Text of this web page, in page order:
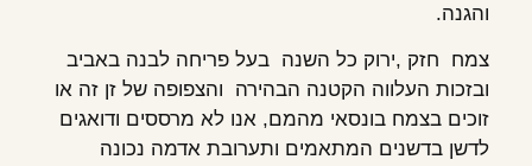
והגנה.
צמח חזק ,ירוק כל השנה בעל פריחה לבנה באביב
ובזכות העלווה הקטנה הבהירה והצפופה של זן זה או
זוכים בצמח בונסאי מהמם, אנו לא מרססים ודואגים
לדשן בדשנים המתאמים ותערובת אדמה נכונה